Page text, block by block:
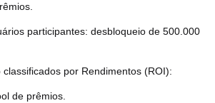
participantes: desbloqueio de 500.000
por Rendimentos (ROI):
de prêmios.